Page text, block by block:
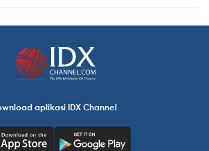
aplikasi IDX Channel